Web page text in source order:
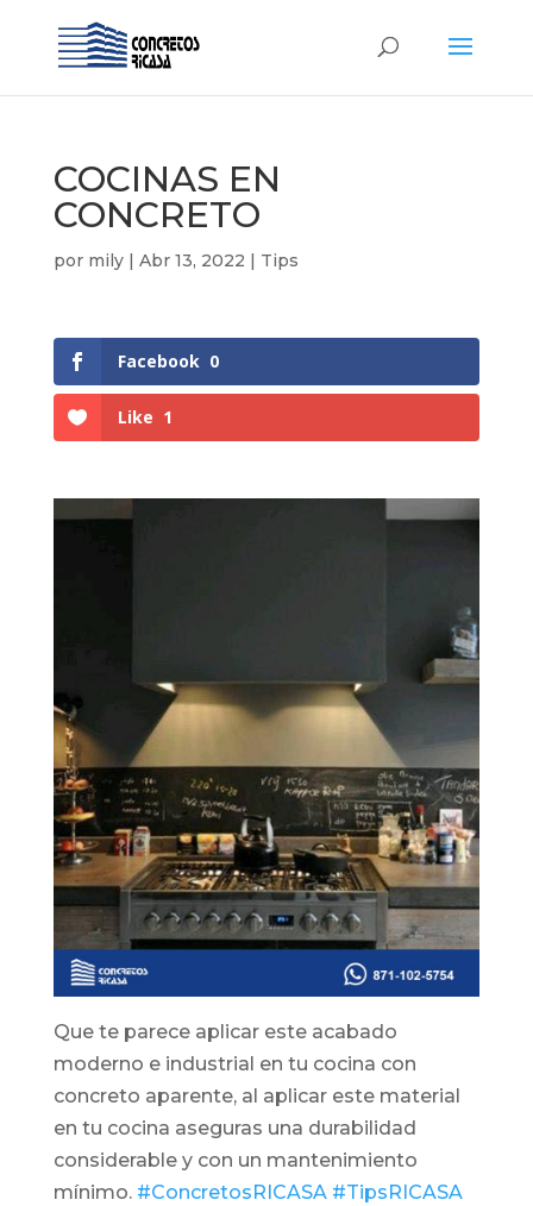
COCINAS EN
CONCRETO
por mily| Abr 13, 2022 | Tips
Facebook 0
Like 1
Que te parece aplicar este acabado
moderno e industrial en tu cocina con
concreto aparente, al aplicar este material
en tu cocina aseguras una durabilidad
considerable y con un mantenimiento
mínimo. #ConcretosRICASA #TipsRICASA